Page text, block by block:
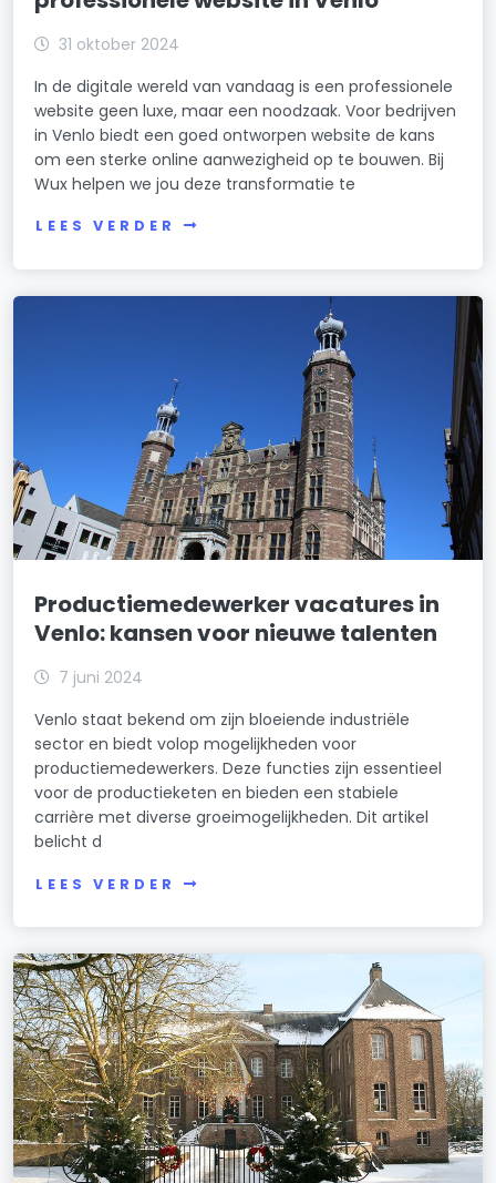
31 oktober 2024
In de digitale wereld van vandaag is een professionele
website geen luxe, maar een noodzaak. Voor bedrijven
in Venlo biedt een goed ontworpen website de kans
om een sterke online aanwezigheid op te bouwen. Bij
Wux helpen we jou deze transformatie te
LEES VERDER
Productiemedewerker vacatures in
Venlo: kansen voor nieuwe talenten
7 juni 2024
Venlo staat bekend om zijn bloeiende industriële
sector en biedt volop mogelijkheden voor
productiemedewerkers. Deze functies zijn essentieel
voor de productieketen en bieden een stabiele
carrière met diverse groeimogelijkheden. Dit artikel
belicht d
LEES VERDER